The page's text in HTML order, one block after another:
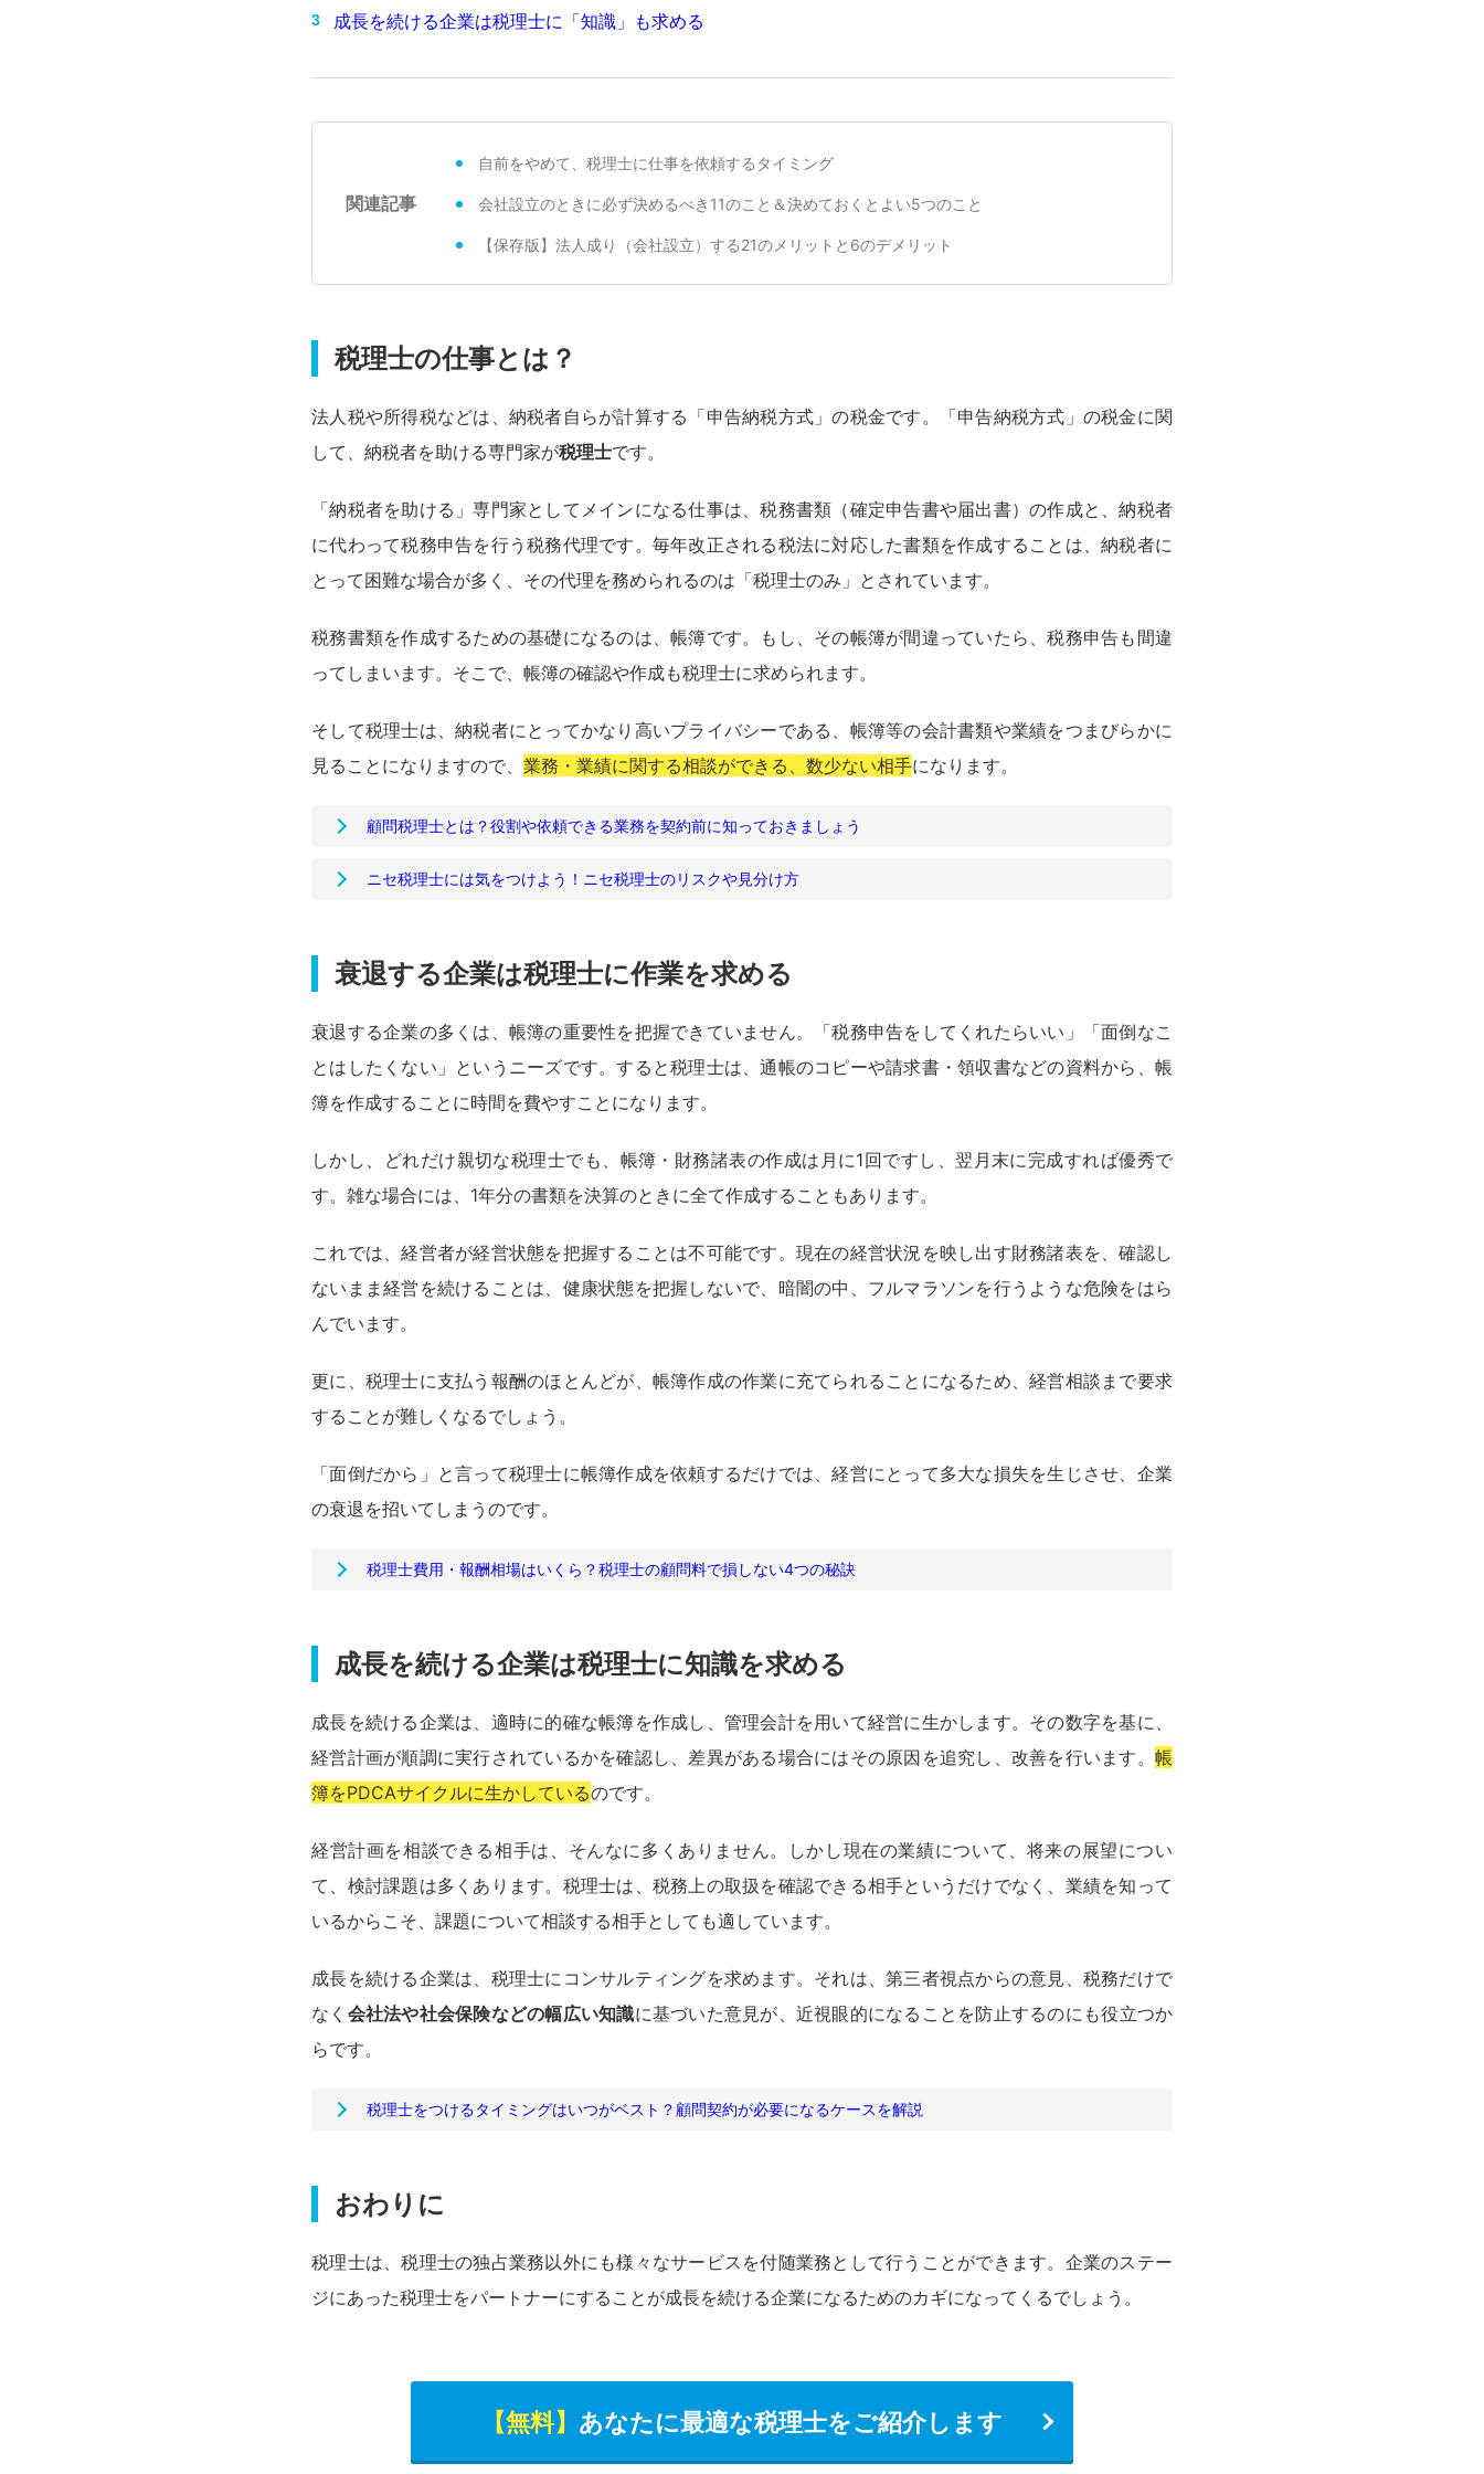
成長を続ける企業は税理士に「知識」も求める
関連記事
自前をやめて、税理士に仕事を依頼するタイミング
会社設立のときに必ず決めるべき11のこと＆決めておくとよい5つのこと
【保存版】法人成り（会社設立）する21のメリットと6のデメリット
税理士の仕事とは？
法人税や所得税などは、納税者自らが計算する「申告納税方式」の税金です。「申告納税方式」の税金に関
して、納税者を助ける専門家が税理士です。
「納税者を助ける」専門家としてメインになる仕事は、税務書類（確定申告書や届出書）の作成と、納税者
に代わって税務申告を行う税務代理です。毎年改正される税法に対応した書類を作成することは、納税者に
とって困難な場合が多く、その代理を務められるのは「税理士のみ」とされています。
税務書類を作成するための基礎になるのは、帳簿です。もし、その帳簿が間違っていたら、税務申告も間違
ってしまいます。そこで、帳簿の確認や作成も税理士に求められます。
そして税理士は、納税者にとってかなり高いプライバシーである、帳簿等の会計書類や業績をつまびらかに
見ることになりますので、 業務・業績に関する相談ができる、数少ない相手になります。
顧問税理士とは？役割や依頼できる業務を契約前に知っておきましょう
ニセ税理士には気をつけよう！ニセ税理士のリスクや見分け方
衰退する企業は税理士に作業を求める
衰退する企業の多くは、帳簿の重要性を把握できていません。「税務申告をしてくれたらいい」「面倒なこ
とはしたくない」というニーズです。すると税理士は、通帳のコピーや請求書・領収書などの資料から、帳
簿を作成することに時間を費やすことになります。
しかし、どれだけ親切な税理士でも、帳簿・財務諸表の作成は月に1回ですし、翌月末に完成すれば優秀で
す。雑な場合には、1年分の書類を決算のときに全て作成することもあります。
これでは、経営者が経営状態を把握することは不可能です。現在の経営状況を映し出す財務諸表を、確認し
ないまま経営を続けることは、健康状態を把握しないで、暗闇の中、フルマラソンを行うような危険をはら
んでいます。
更に、税理士に支払う報酬のほとんどが、帳簿作成の作業に充てられることになるため、経営相談まで要求
することが難しくなるでしょう。
「面倒だから」と言って税理士に帳簿作成を依頼するだけでは、経営にとって多大な損失を生じさせ、企業
の衰退を招いてしまうのです。
税理士費用・報酬相場はいくら？税理士の顧問料で損しない4つの秘訣
成長を続ける企業は税理士に知識を求める
成長を続ける企業は、適時に的確な帳簿を作成し、管理会計を用いて経営に生かします。その数字を基に、
経営計画が順調に実行されているかを確認し、差異がある場合にはその原因を追究し、改善を行います。 帳
簿をPDCAサイクルに生かしているのです。
経営計画を相談できる相手は、そんなに多くありません。しかし現在の業績について、将来の展望につい
て、検討課題は多くあります。税理士は、税務上の取扱を確認できる相手というだけでなく、業績を知って
いるからこそ、課題について相談する相手としても適しています。
成長を続ける企業は、税理士にコンサルティングを求めます。それは、第三者視点からの意見、税務だけで
なく 会社法や社会保険などの幅広い知識に基づいた意見が、近視眼的になることを防止するのにも役立つか
らです。
税理士をつけるタイミングはいつがベスト？顧問契約が必要になるケースを解説
おわりに
税理士は、税理士の独占業務以外にも様々なサービスを付随業務として行うことができます。企業のステー
ジにあった税理士をパートナーにすることが成長を続ける企業になるためのカギになってくるでしょう。
【無料】 あなたに最適な税理士をご紹介します